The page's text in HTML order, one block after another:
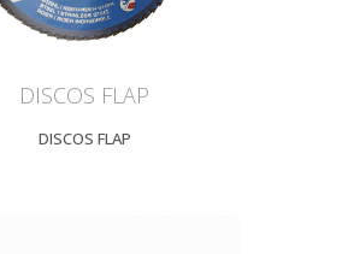
DISCOS FLAP
DISCOS FLAP